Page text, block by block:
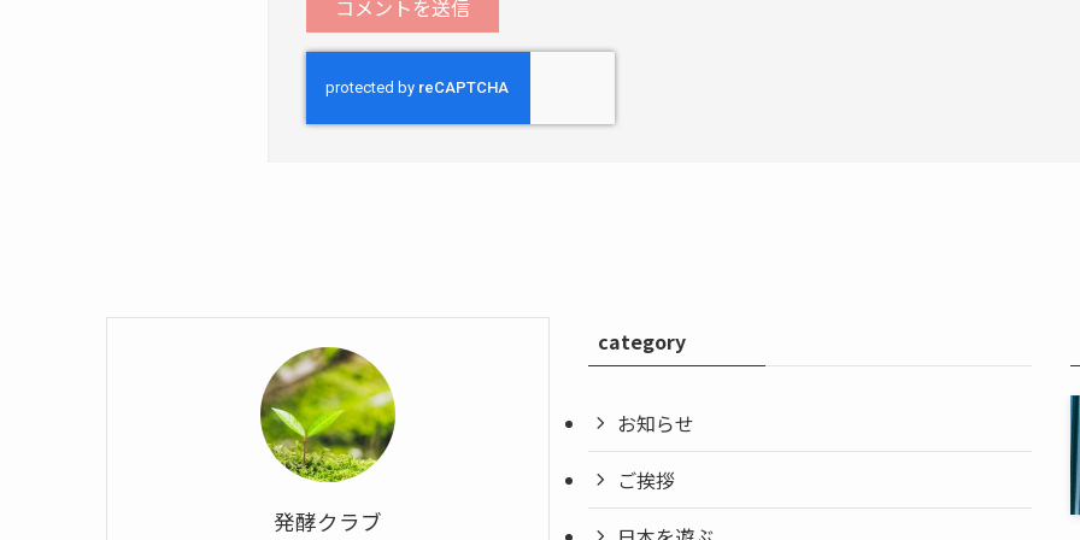
発酵クラブ
category
お知らせ
ご挨拶